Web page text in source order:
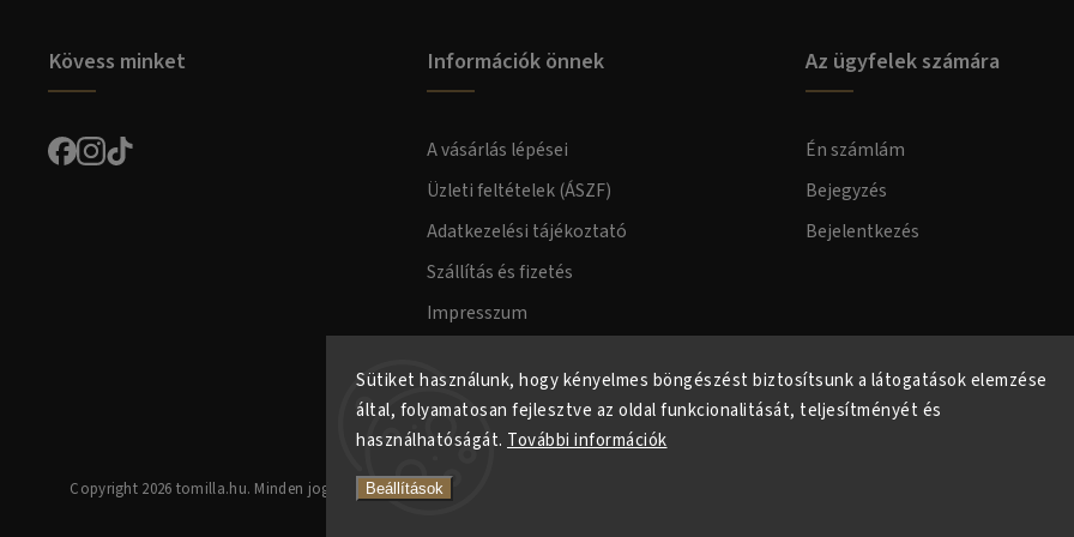
Sütiket használunk, hogy kényelmes böngészést biztosítsunk a látogatások elemzése
által, folyamatosan fejlesztve az oldal funkcionalitását, teljesítményét és
használhatóságát. További információk
Beállítások
Kövess minket Információk önnek
A vásárlás lépései
Üzleti feltételek (ÁSZF)
Adatkezelési tájékoztató
Szállítás és fizetés
Impresszum
Az ügyfelek számára
Én számlám
Bejegyzés
Bejelentkezés
Copyright 2026 tomilla.hu. Minden jog fenntartva.